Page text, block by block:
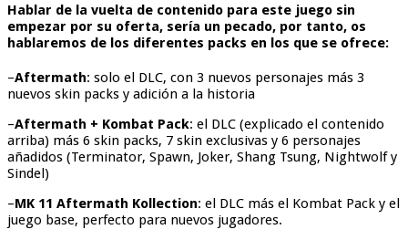
Hablar de la vuelta de contenido para este juego sin
empezar por su oferta, sería un pecado, por tanto, os
hablaremos de los diferentes packs en los que se ofrece:
–Aftermath: solo el DLC, con 3 nuevos personajes más 3
nuevos skin packs y adición a la historia
–Aftermath + Kombat Pack: el DLC (explicado el contenido
arriba) más 6 skin packs, 7 skin exclusivas y 6 personajes
añadidos (Terminator, Spawn, Joker, Shang Tsung, Nightwolf y
Sindel)
–MK 11 Aftermath Kollection: el DLC más el Kombat Pack y el
juego base, perfecto para nuevos jugadores.